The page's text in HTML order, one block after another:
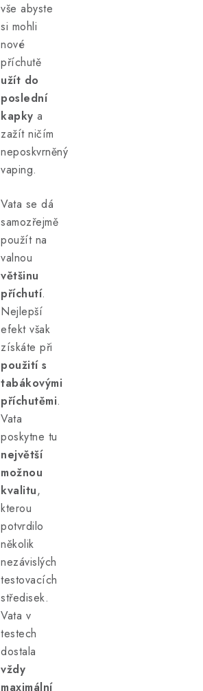
vše abyste
si mohli
nové
příchutě
užít do
poslední
kapky a
zažít ničím
neposkvrněný
vaping.
Vata se dá
samozřejmě
použít na
valnou
většinu
příchutí.
Nejlepší
efekt však
získáte při
použití s
tabákovými
příchutěmi.
Vata
poskytne tu
největší
možnou
kvalitu,
kterou
potvrdilo
několik
nezávislých
testovacích
středisek.
Vata v
testech
dostala
vždy
maximální